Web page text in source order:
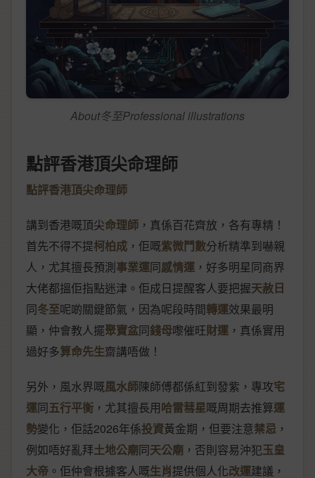
About冬至Professional illustrations
點評香港頂尖命理師
點評香港頂尖命理師
講到香港嘅頂尖命理師 ，真係百花齊放，各有專精！
首先不得不提柯柏成 ，佢嘅紫微鬥數分析精準到嚇親
人，尤其擅長預測事業運同感情運 ，好多明星同商界
大佬都搵佢指點迷津。佢成日提醒客人要把握天赦日
同冬至呢啲關鍵節氣，因為呢段時間轉運效果最明
顯，仲會教人擺聚寶盆同錢母嚟催旺財運 ，真係實用
過好多算命先生齋講唔做！
另外，風水界嘅風水師陳師傅都係紅到發紫，專攻宅
運同五行平衡 ，尤其擅長用哈雷彗星嘅周期去推算運
勢變化，佢話2026年係投資黃金期，但要注意禁忌 ，
例如唔好亂拜土地公廟同天公廟 ，否則容易沖犯玉皇
大帝 。佢仲會根據客人嘅生肖提供個人化改運建議，